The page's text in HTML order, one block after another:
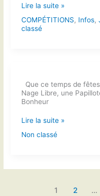
Chpts
Départementaux
Interclubs
TC
Lire la suite »
COMPÉTITIONS, Infos,
classé
Que ce temps de
Nage Libre, une
Bonheur
Lire la suite »
Non classé
1 2 …